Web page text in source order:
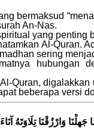
bermaksud
An-Nas.
yang
Al-Quran.
sering
hubungan
Quran,
beberapa versi
وَارْزُقْنَا تِلَاوَتَهُ